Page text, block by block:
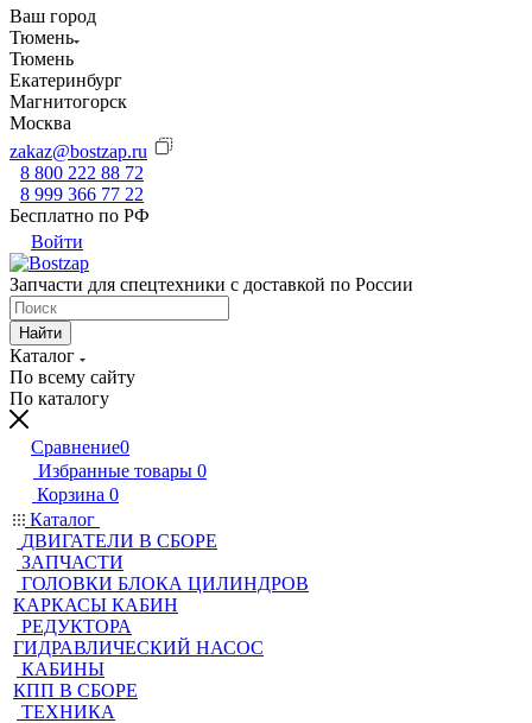
Ваш город
Тюмень
Тюмень
Екатеринбург
Магнитогорск
Москва
zakaz@bostzap.ru
8 800 222 88 72
8 999 366 77 22
Бесплатно по РФ
Войти
Запчасти для спецтехники с доставкой по России
Найти
Каталог
По всему сайту
По каталогу
Сравнение0
Избранные товары 0
Корзина 0
Каталог
ДВИГАТЕЛИ В СБОРЕ
ЗАПЧАСТИ
ГОЛОВКИ БЛОКА ЦИЛИНДРОВ
КАРКАСЫ КАБИН
РЕДУКТОРА
ГИДРАВЛИЧЕСКИЙ НАСОС
КАБИНЫ
КПП В СБОРЕ
ТЕХНИКА